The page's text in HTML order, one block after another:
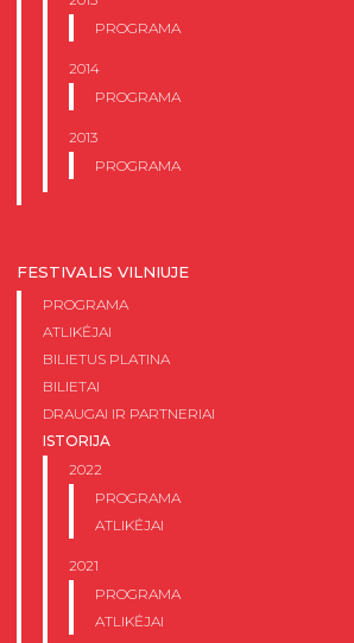
PROGRAMA
2014
PROGRAMA
2013
PROGRAMA
FESTIVALIS VILNIUJE
PROGRAMA
ATLIKĖJAI
BILIETUS PLATINA
BILIETAI
DRAUGAI IR PARTNERIAI
ISTORIJA
2022
PROGRAMA
ATLIKĖJAI
2021
PROGRAMA
ATLIKĖJAI